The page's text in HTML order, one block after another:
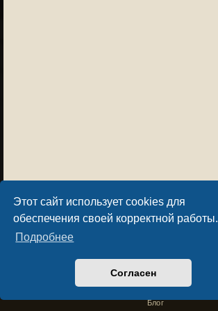
Этот сайт использует cookies для
обеспечения своей корректной работы.
Подробнее
Согласен
Privacy PolicyLicense Agreement
Copyright © Sacralium Games 2023-
Блог